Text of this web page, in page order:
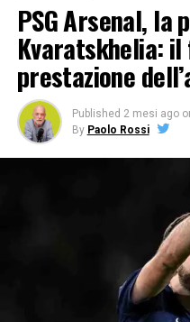
PSG Arsenal, la
Kvaratskhelia:
prestazione
Published 2 mesi ago
By Paolo Rossi